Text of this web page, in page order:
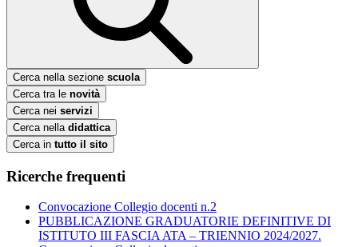
Cerca nella sezione scuola
Cerca tra le novità
Cerca nei servizi
Cerca nella didattica
Cerca in tutto il sito
Ricerche frequenti
Convocazione Collegio docenti n.2
PUBBLICAZIONE GRADUATORIE DEFINITIVE DI
ISTITUTO III FASCIA ATA – TRIENNIO 2024/2027.